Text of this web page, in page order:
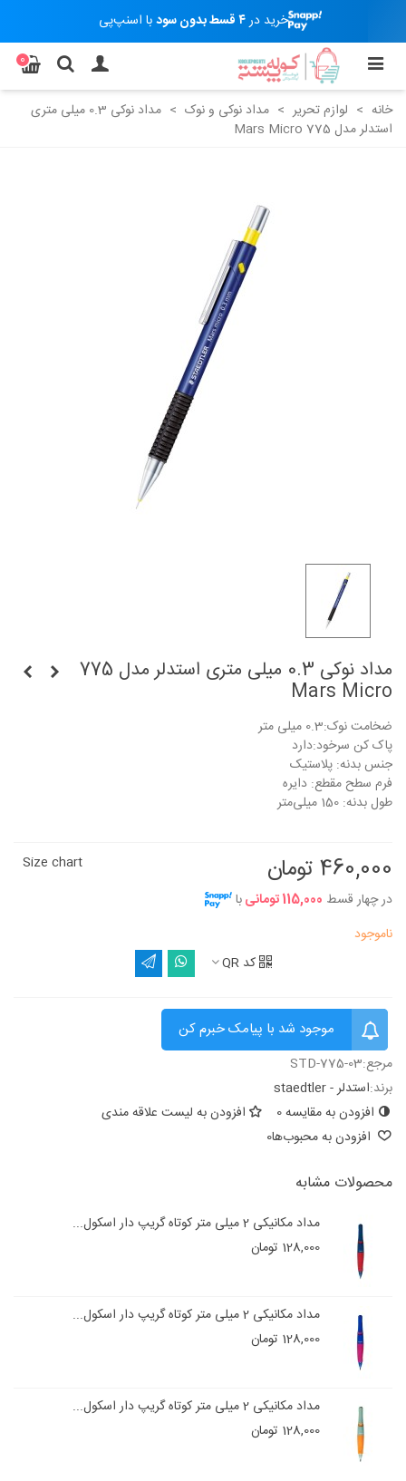
خرید در۴ قسط بدون سود با اسنپ‌پی
0
خانه > لوازم تحریر > مداد نوکی و نوک >
مداد نوکی 0.3 میلی متری
استدلر مدل 775 Mars Micro
مداد نوکی 0.3 میلی متری استدلر مدل 775
Mars Micro
ضخامت نوک:0.3 میلی متر
پاک کن سرخود:دارد
جنس بدنه: پلاستیک
فرم سطح مقطع: دایره
طول بدنه: 150 میلی‌متر
460,000 تومان
در چهار قسط 115,000 تومانی با
Size chart
ناموجود
کد QR
موجود شد با پیامک خبرم کن
مرجع:STD-775-03
برند:استدلر - staedtler
افزودن به مقایسه0
افزودن به لیست علاقه مندی
افزودن به محبوب‌ها0
محصولات مشابه
مداد مکانیکی 2 میلی متر کوتاه گریپ دار اسکول...
128,000 تومان
مداد مکانیکی 2 میلی متر کوتاه گریپ دار اسکول...
128,000 تومان
مداد مکانیکی 2 میلی متر کوتاه گریپ دار اسکول...
128,000 تومان